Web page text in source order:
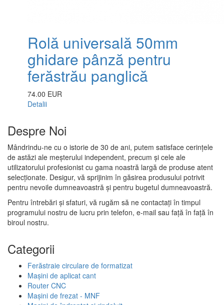
Rolă universală 50mm
ghidare pânză pentru
ferăstrău panglică
74.00 EUR
Detalii
Despre Noi
Mândrindu-ne cu o istorie de 30 de ani, putem satisface cerințele
de astăzi ale meșterului independent, precum și cele ale
utilizatorului profesionist cu gama noastră largă de produse atent
selecționate. Desigur, vă sprijinim în găsirea produsului potrivit
pentru nevoile dumneavoastră și pentru bugetul dumneavoastră.
Pentru întrebări și sfaturi, vă rugăm să ne contactați în timpul
programului nostru de lucru prin telefon, e-mail sau față în față în
biroul nostru.
Categorii
Ferăstraie circulare de formatizat
Mașini de aplicat cant
Router CNC
Mașini de frezat - MNF